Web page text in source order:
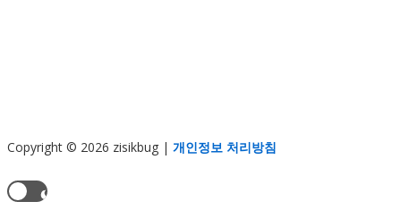
Copyright © 2026 zisikbug | 개인정보 처리방침
현재 테마:
라이트 모드